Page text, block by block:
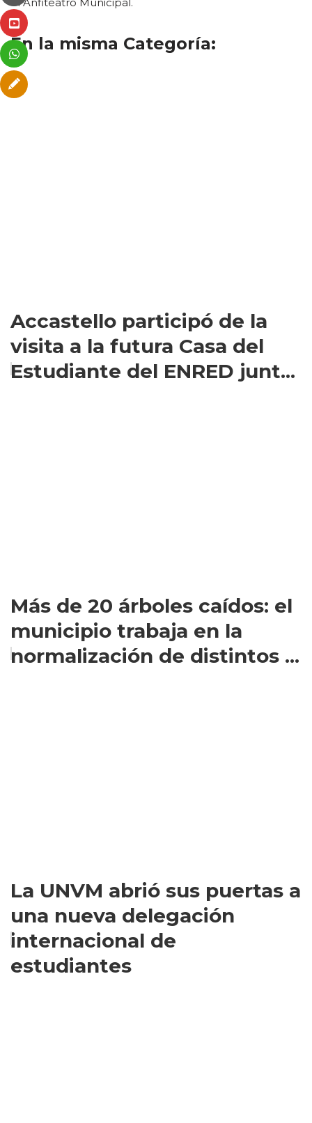
En la misma Categoría:
Accastello participó de la
visita a la futura Casa del
Estudiante del ENRED junt...
Más de 20 árboles caídos: el
municipio trabaja en la
normalización de distintos ...
La UNVM abrió sus puertas a
una nueva delegación
internacional de
estudiantes